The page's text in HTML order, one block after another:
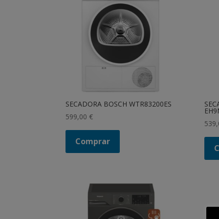
SECADORA BOSCH WTR83200ES
599,00 €
Comprar